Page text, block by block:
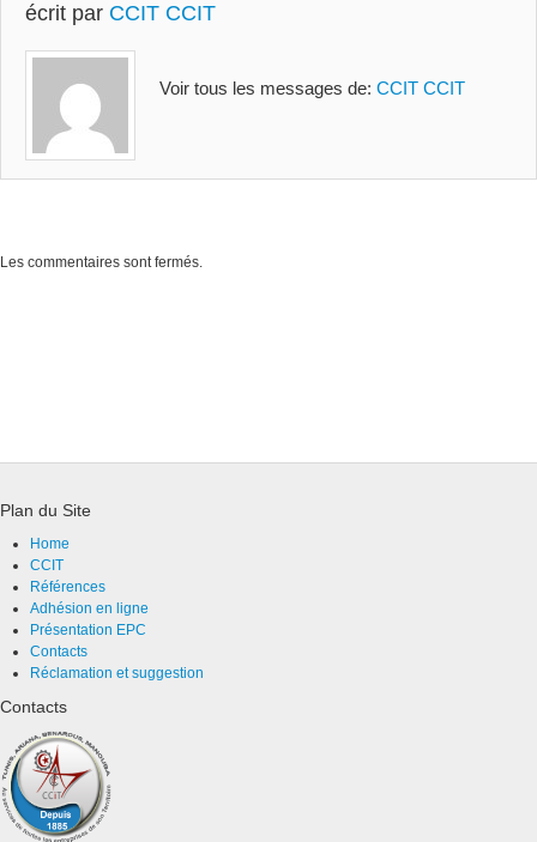
écrit par CCIT CCIT
Voir tous les messages de: CCIT CCIT
Les commentaires sont fermés.
Plan du Site
Home
CCIT
Références
Adhésion en ligne
Présentation EPC
Contacts
Réclamation et suggestion
Contacts